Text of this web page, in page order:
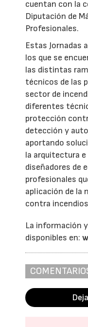
cuentan con la
Diputación de
Profesionales.
Estas Jornadas
los que se
las distintas
técnicos de las
sector de
diferentes
protección
detección y
aportando
la arquitectura
diseñadores de
profesionales
aplicación de la
contra
La información
disponibles en: